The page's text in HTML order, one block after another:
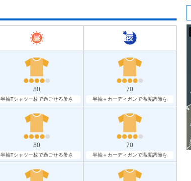
80
半袖Tシャツ一枚で過ごせる暑さ
70
半袖＋カーディガンで温度調節を
80
半袖Tシャツ一枚で過ごせる暑さ
70
半袖＋カーディガンで温度調節を